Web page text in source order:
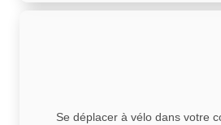
Se déplacer à vélo dans votre